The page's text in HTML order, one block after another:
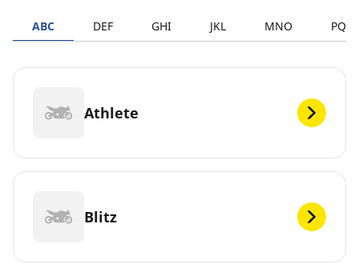
ABC DEF GHI JKL MNO PQRS
Athlete
Blitz